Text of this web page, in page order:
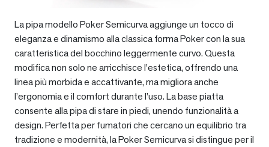
La pipa modello Poker Semicurva aggiunge un tocco di
eleganza e dinamismo alla classica forma Poker con la sua
caratteristica del bocchino leggermente curvo. Questa
modifica non solo ne arricchisce l’estetica, offrendo una
linea più morbida e accattivante, ma migliora anche
l’ergonomia e il comfort durante l’uso. La base piatta
consente alla pipa di stare in piedi, unendo funzionalità a
design. Perfetta per fumatori che cercano un equilibrio tra
tradizione e modernità, la Poker Semicurva si distingue per il